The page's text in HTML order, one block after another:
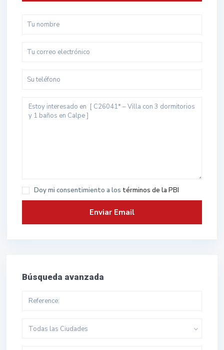
Doy mi consentimiento a los términos de la PBI
Búsqueda avanzada
Todas las Ciudades